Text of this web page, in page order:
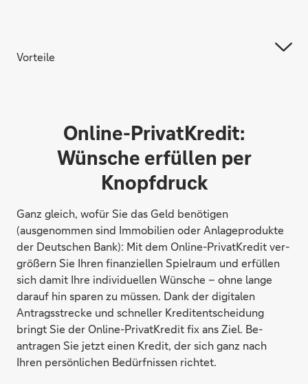
Vorteile
Online-PrivatKredit:
Wünsche erfüllen per
Knopfdruck
Ganz gleich, wofür Sie das Geld benötigen
(ausgenommen sind Immobilien oder Anlageprodukte
der Deutschen Bank): Mit dem Online-PrivatKredit ver­
größern Sie Ihren finan­ziellen Spiel­raum und erfüllen
sich damit Ihre indivi­duellen Wünsche – ohne lange
darauf hin sparen zu müssen. Dank der digitalen
Antrags­strecke und schneller Kredit­ent­scheidung
bringt Sie der Online-PrivatKredit fix ans Ziel. Be­
antragen Sie jetzt einen Kredit, der sich ganz nach
Ihren persön­lichen Bedürf­nissen richtet.